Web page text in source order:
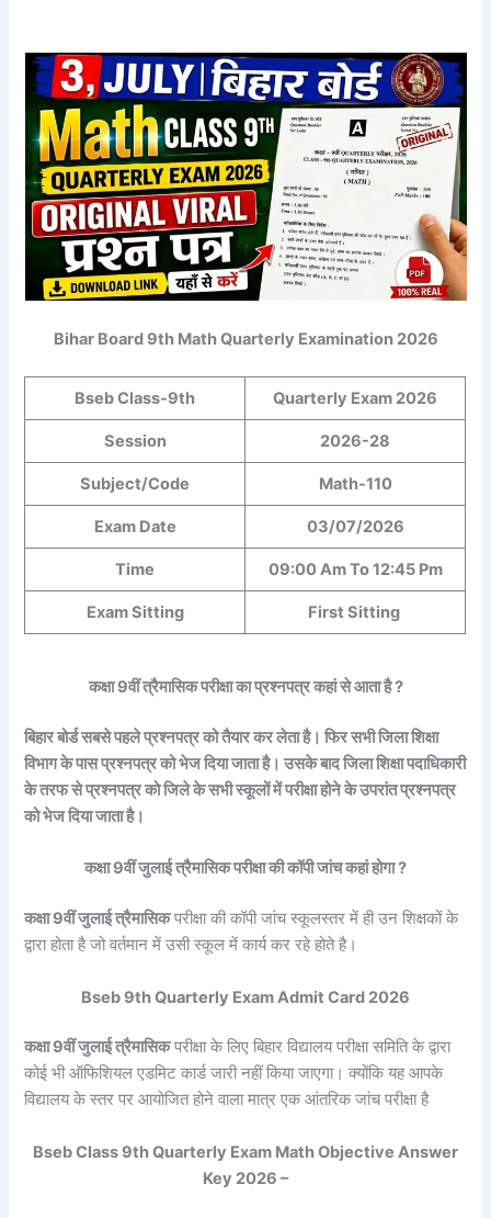
Bihar Board 9th Math Quarterly Examination 2026
Bseb Class-9th Quarterly Exam 2026
Session 2026-28
Subject/Code Math-110
Exam Date 03/07/2026
Time 09:00 Am To 12:45 Pm
Exam Sitting First Sitting
कक्षा 9वीं त्रैमासिक परीक्षा का प्रश्नपत्र कहां से आता है ?
बिहार बोर्ड सबसे पहले प्रश्नपत्र को तैयार कर लेता है। फिर सभी जिला शिक्षा
विभाग के पास प्रश्नपत्र को भेज दिया जाता है। उसके बाद जिला शिक्षा पदाधिकारी
के तरफ से प्रश्नपत्र को जिले के सभी स्कूलों में परीक्षा होने के उपरांत प्रश्नपत्र
को भेज दिया जाता है।
कक्षा 9वीं जुलाई त्रैमासिक परीक्षा की कॉपी जांच कहां होगा ?
कक्षा 9वीं जुलाई त्रैमासिकपरीक्षा की कॉपी जांच स्कूलस्तर में ही उन शिक्षकों के
द्वारा होता है जो वर्तमान में उसी स्कूल में कार्य कर रहे होते है।
Bseb 9th Quarterly Exam Admit Card 2026
कक्षा 9वीं जुलाई त्रैमासिकपरीक्षा के लिए बिहार विद्यालय परीक्षा समिति के द्वारा
कोई भी ऑफिशियल एडमिट कार्ड जारी नहीं किया जाएगा। क्योंकि यह आपके
विद्यालय के स्तर पर आयोजित होने वाला मात्र एक आंतरिक जांच परीक्षा है
Bseb Class 9th Quarterly Exam Math Objective Answer
Key 2026 –